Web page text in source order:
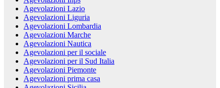
Agevolazioni Lazio
Agevolazioni Liguria
Agevolazioni Lombardia
Agevolazioni Marche
Agevolazioni Nautica
Agevolazioni per il sociale
Agevolazioni per il Sud Italia
Agevolazioni Piemonte
Agevolazioni prima casa